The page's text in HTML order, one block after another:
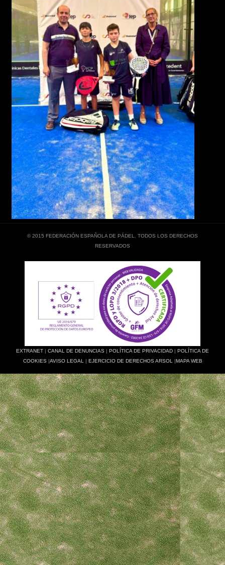
© 2015 FEDERACIÓN ESPAÑOLA DE PÁDEL. TODOS LOS DERECHOS
RESERVADOS
EXTRANET | CANAL DE DENUNCIAS | POLÍTICA DE PRIVACIDAD | POLÍTICA DE
COOKIES|AVISO LEGAL | EJERCICIO DE DERECHOS ARSOL |MAPA WEB